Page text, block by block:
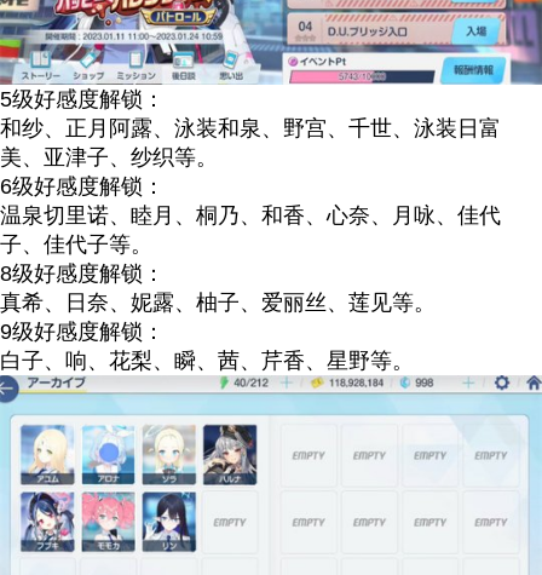
5级好感度解锁：
和纱、正月阿露、泳装和泉、野宫、千世、泳装日富
美、亚津子、纱织等。
6级好感度解锁：
温泉切里诺、睦月、桐乃、和香、心奈、月咏、佳代
子、佳代子等。
8级好感度解锁：
真希、日奈、妮露、柚子、爱丽丝、莲见等。
9级好感度解锁：
白子、响、花梨、瞬、茜、芹香、星野等。